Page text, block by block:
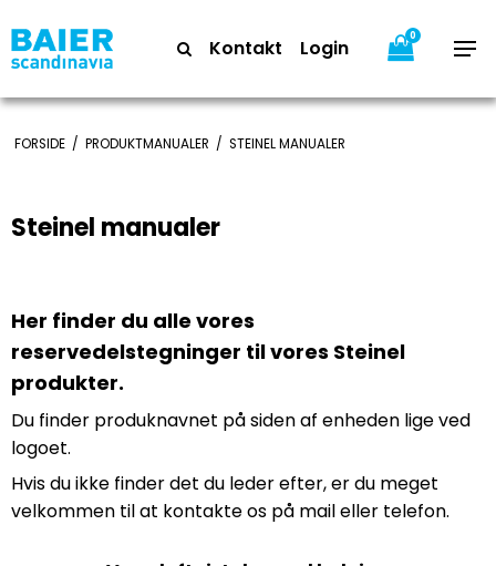
Kontakt Login 0
FORSIDE / PRODUKTMANUALER / STEINEL MANUALER
Steinel manualer
Her finder du alle vores
reservedelstegninger til vores Steinel
produkter.
Du finder produknavnet på siden af enheden lige ved
logoet.
Hvis du ikke finder det du leder efter, er du meget
velkommen til at kontakte os på mail eller telefon.